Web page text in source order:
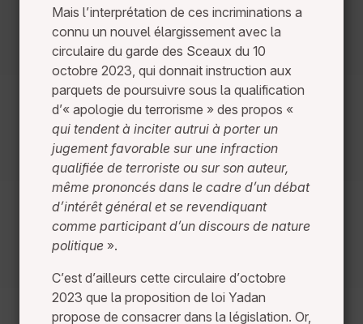
Mais l’interprétation de ces incriminations a
connu un nouvel élargissement avec la
circulaire du garde des Sceaux du 10
octobre 2023, qui donnait instruction aux
parquets de poursuivre sous la qualification
d’« apologie du terrorisme » des propos «
qui tendent à inciter autrui à porter un
jugement favorable sur une infraction
qualifiée de terroriste ou sur son auteur,
même prononcés dans le cadre d’un débat
d’intérêt général et se revendiquant
comme participant d’un discours de nature
politique ».
C’est d’ailleurs cette circulaire d’octobre
2023 que la proposition de loi Yadan
propose de consacrer dans la législation. Or,